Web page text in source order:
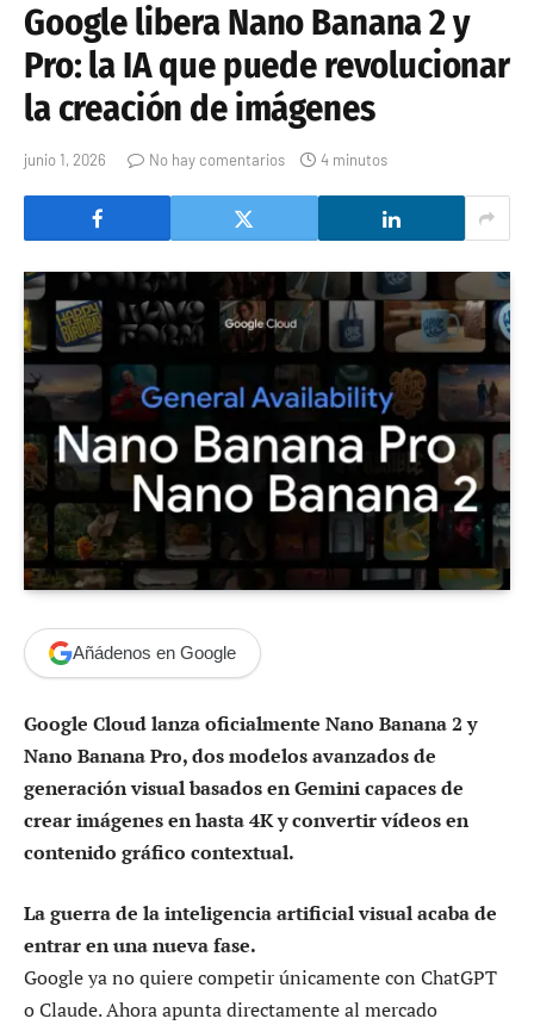
Google libera Nano Banana 2 y
Pro: la IA que puede revolucionar
la creación de imágenes
junio 1, 2026 No hay comentarios 4 minutos
Añádenos en Google
Google Cloud lanza oficialmente Nano Banana 2 y
Nano Banana Pro, dos modelos avanzados de
generación visual basados en Gemini capaces de
crear imágenes en hasta 4K y convertir vídeos en
contenido gráfico contextual.
La guerra de la inteligencia artificial visual acaba de
entrar en una nueva fase.
Google ya no quiere competir únicamente con ChatGPT
o Claude. Ahora apunta directamente al mercado